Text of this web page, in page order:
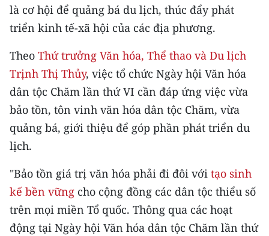
MEDIA CENTER
Video
Media Chính trị
Media Kinh tế
Media Văn hóa
Media Xã hội
Media Pháp luật
Media Du lịch
là cơ hội để quảng bá du lịch, thúc đẩy phát
triển kinh tế-xã hội của các địa phương.
Theo Thứ trưởng Văn hóa, Thể thao và Du lịch
Trịnh Thị Thủy, việc tổ chức Ngày hội Văn hóa
dân tộc Chăm lần thứ VI cần đáp ứng việc vừa
bảo tồn, tôn vinh văn hóa dân tộc Chăm, vừa
quảng bá, giới thiệu để góp phần phát triển du
lịch.
"Bảo tồn giá trị văn hóa phải đi đôi với tạo sinh
kế bền vững cho cộng đồng các dân tộc thiểu số
trên mọi miền Tổ quốc. Thông qua các hoạt
động tại Ngày hội Văn hóa dân tộc Chăm lần thứ